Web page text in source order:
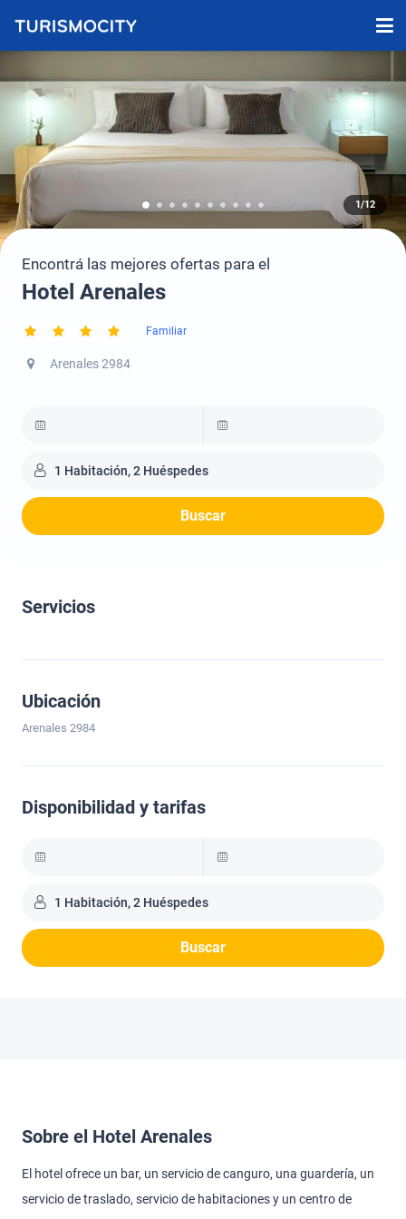
1/12
Encontrá las mejores ofertas para el
Hotel Arenales
Familiar
Arenales 2984
1 Habitación, 2 Huéspedes
Buscar
Servicios
Ubicación
Arenales 2984
Disponibilidad y tarifas
1 Habitación, 2 Huéspedes
Buscar
Sobre el Hotel Arenales
El hotel ofrece un bar, un servicio de canguro, una guardería, un
servicio de traslado, servicio de habitaciones y un centro de